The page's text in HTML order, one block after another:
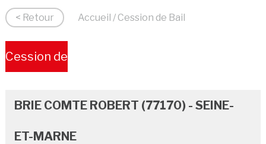
< Retour Accueil / Cession de Bail
Cession de
BRIE COMTE ROBERT (77170) - SEINE-
ET-MARNE